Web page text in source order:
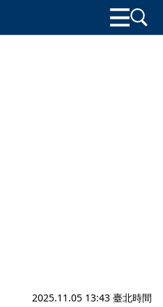
2025.11.05 13:43 臺北時間